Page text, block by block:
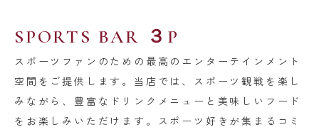
SPORTS BAR ３P
スポーツファンのための最高のエンターテインメント
空間をご提供します。当店では、スポーツ観戦を楽し
みながら、豊富なドリンクメニューと美味しいフード
をお楽しみいただけます。スポーツ好きが集まるコミ